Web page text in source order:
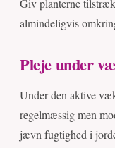
Giv planterne
almindeligvis
Pleje under
Under den aktive
regelmæssig men
jævn fugtighed i